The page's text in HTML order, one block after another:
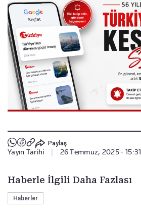
Paylaş
Yayın Tarihi 26 Temmuz, 2025 - 15:31
Haberle İlgili Daha Fazlası
Haberler